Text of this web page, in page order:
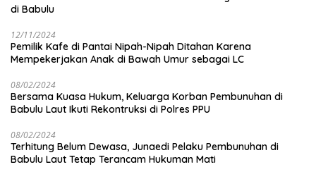
di Babulu
12/11/2024
Pemilik Kafe di Pantai Nipah-Nipah Ditahan Karena
Mempekerjakan Anak di Bawah Umur sebagai LC
08/02/2024
Bersama Kuasa Hukum, Keluarga Korban Pembunuhan di
Babulu Laut Ikuti Rekontruksi di Polres PPU
08/02/2024
Terhitung Belum Dewasa, Junaedi Pelaku Pembunuhan di
Babulu Laut Tetap Terancam Hukuman Mati